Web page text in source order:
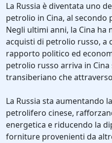
La Russia è diventata uno
petrolio in Cina, al secondo
Negli ultimi anni, la Cina
acquisti di petrolio russo, a
rapporto politico ed
petrolio russo arriva in
transiberiano che
La Russia sta aumentando
petrolifero cinese,
energetica e riducendo la
forniture provenienti da